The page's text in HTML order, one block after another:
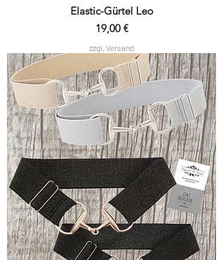
Elastic-Gürtel Leo
Preis
19,00 €
zzgl. Versand